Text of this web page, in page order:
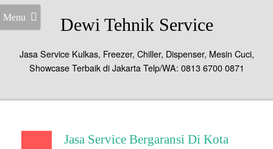
Menu Dewi Tehnik Service
Jasa Service Kulkas, Freezer, Chiller, Dispenser, Mesin Cuci,
Showcase Terbaik di Jakarta Telp/WA: 0813 6700 0871
Jasa Service Bergaransi Di Kota